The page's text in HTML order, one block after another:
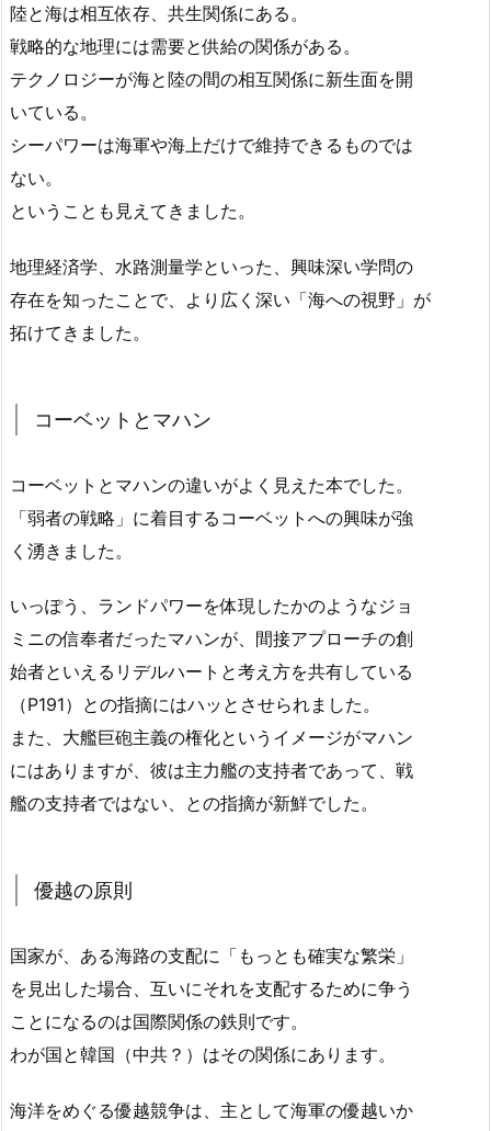
陸と海は相互依存、共生関係にある。
戦略的な地理には需要と供給の関係がある。
テクノロジーが海と陸の間の相互関係に新生面を開
いている。
シーパワーは海軍や海上だけで維持できるものでは
ない。
ということも見えてきました。
地理経済学、水路測量学といった、興味深い学問の
存在を知ったことで、より広く深い「海への視野」が
拓けてきました。
コーベットとマハン
コーベットとマハンの違いがよく見えた本でした。
「弱者の戦略」に着目するコーベットへの興味が強
く湧きました。
いっぽう、ランドパワーを体現したかのようなジョ
ミニの信奉者だったマハンが、間接アプローチの創
始者といえるリデルハートと考え方を共有している
（P191）との指摘にはハッとさせられました。
また、大艦巨砲主義の権化というイメージがマハン
にはありますが、彼は主力艦の支持者であって、戦
艦の支持者ではない、との指摘が新鮮でした。
優越の原則
国家が、ある海路の支配に「もっとも確実な繁栄」
を見出した場合、互いにそれを支配するために争う
ことになるのは国際関係の鉄則です。
わが国と韓国（中共？）はその関係にあります。
海洋をめぐる優越競争は、主として海軍の優越いか